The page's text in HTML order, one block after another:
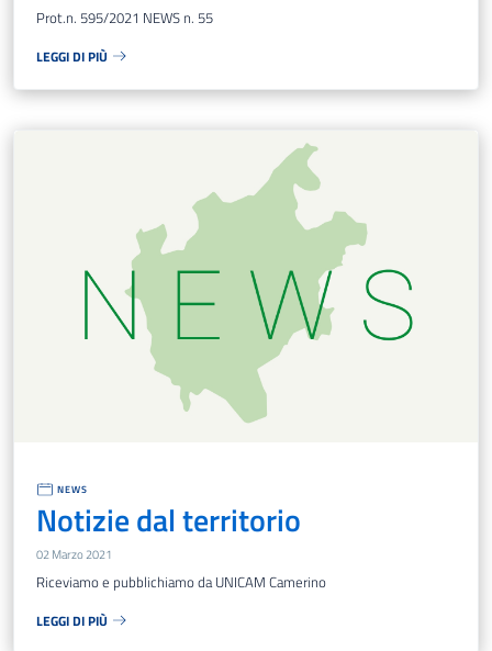
Prot.n. 595/2021 NEWS n. 55
LEGGI DI PIÙ
NEWS
Notizie dal territorio
02 Marzo 2021
Riceviamo e pubblichiamo da UNICAM Camerino
LEGGI DI PIÙ